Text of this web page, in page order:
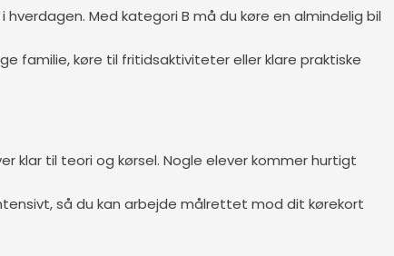
Med kategori B må du køre en almindelig bil
familie, køre til fritidsaktiviteter eller klare praktiske
klar til teori og kørsel. Nogle elever kommer hurtigt
så du kan arbejde målrettet mod dit kørekort